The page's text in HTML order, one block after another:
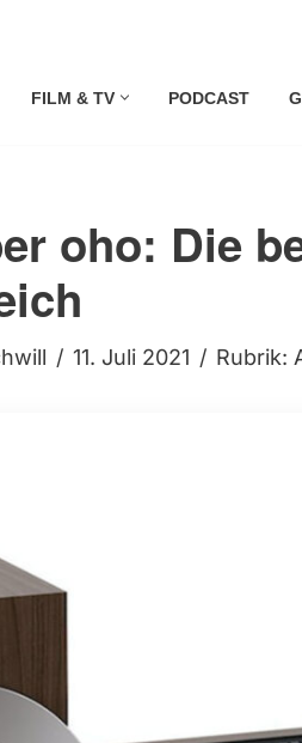
FILM & TV PODCAST
oho: Die
11. Juli 2021 Rubrik: